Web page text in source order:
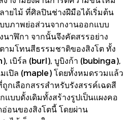
ายไม้ ที่ศิลปินช่างฝีมือได้เริ่มต้น
บภาพย่อส่วนจากงานออกแบบ
าฬิกา จากนั้นจึงคัดสรรอย่าง
มโทนสีธรรมชาติของสิงโต ทั้ง
เบิร์ล (burl), บูบิงก้า (bubinga),
เปิล (maple) โดยทั้งหมดรวมแล้ว
กเลือกสรรสำหรับรังสรรค์เฉดสี
บบดั้งเดิมทั้งสร้างรูปเป็นแผงคอ
อนของสิงโตนี้ โดยผ่าน